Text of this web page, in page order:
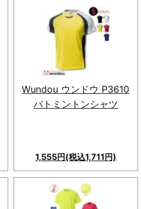
Wundou ウンドウ P3610
バトミントンシャツ
1,555円(税込1,711円)